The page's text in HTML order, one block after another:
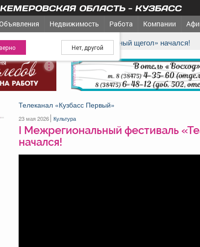
ОБЛАСТЬ - КУЗБАСС
- Ваш город?
Недвижимость Работа Компании
фестиваль «Театральный щегол» начался!
реклама
Телеканал «Кузбасс Первый»
23 мая 2026 Культура
I Межрегиональный фестиваль
начался!